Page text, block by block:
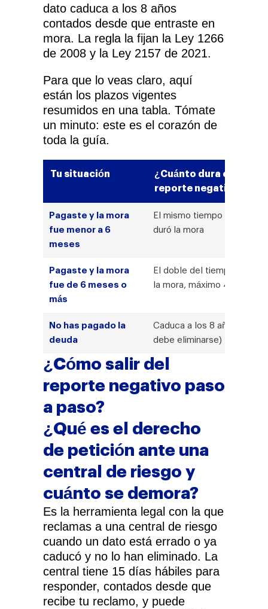
dato caduca a los 8 años
contados desde que entraste en
mora. La regla la fijan la Ley 1266
de 2008 y la Ley 2157 de 2021.
Para que lo veas claro, aquí
están los plazos vigentes
resumidos en una tabla. Tómate
un minuto: este es el corazón de
toda la guía.
Tu situación
¿Cuánto dura el
reporte negativo?
Pagaste y la mora
fue menor a 6
meses
El mismo tiempo que
duró la mora
Pagaste y la mora
fue de 6 meses o
más
El doble del tiempo de
la mora, máximo 4 años
No has pagado la
deuda
Caduca a los 8 años (y
debe eliminarse)
¿Cómo salir del
reporte negativo paso
a paso?
¿Qué es el derecho
de petición ante una
central de riesgo y
cuánto se demora?
Es la herramienta legal con la que
reclamas a una central de riesgo
cuando un dato está errado o ya
caducó y no lo han eliminado. La
central tiene 15 días hábiles para
responder, contados desde que
recibe tu reclamo, y puede